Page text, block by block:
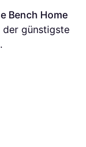
Bench Home
der günstigste